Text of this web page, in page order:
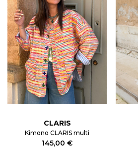
CLARIS
Kimono CLARIS multi
145,00 €